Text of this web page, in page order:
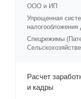
ООО и ИП
Упрощенная
Спецрежимы
Расчет
и кадры